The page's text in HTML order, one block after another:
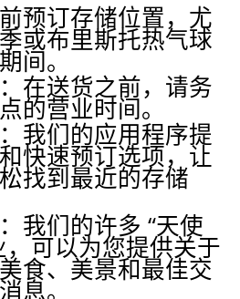
预订存储位置，尤
或布里斯托热气球
间。
在送货之前，请务
的营业时间。
我们的应用程序提
快速预订选项，让
找到最近的存储
我们的许多 “天使
，可以为您提供关于
食、美景和最佳交
息。